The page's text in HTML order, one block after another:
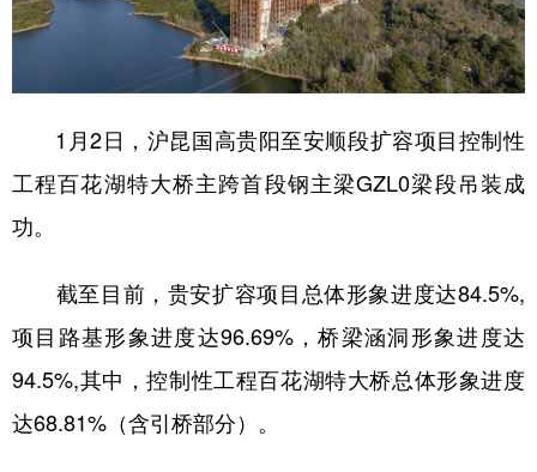
黔西南
地方频道
北京 天津 河北 山西
浙江 安徽 福建 江西
山东 河南 湖北 湖南
广东 广西 海南 重庆
四川 贵州
1月2日，沪昆国高贵阳至安顺段扩容项目控制性
工程百花湖特大桥主跨首段钢主梁GZL0梁段吊装成
功。
截至目前，贵安扩容项目总体形象进度达84.5%,
项目路基形象进度达96.69%，桥梁涵洞形象进度达
94.5%,其中，控制性工程百花湖特大桥总体形象进度
达68.81%（含引桥部分）。